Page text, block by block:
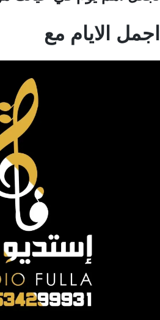
الايام مع